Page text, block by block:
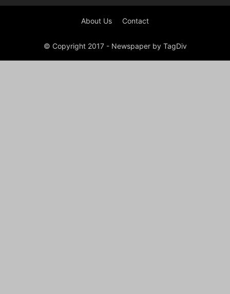
About Us Contact
© Copyright 2017 - Newspaper by TagDiv